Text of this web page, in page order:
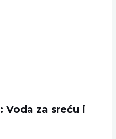
Voda za sreću i